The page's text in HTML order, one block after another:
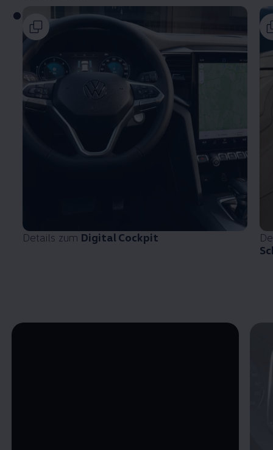
Details zum Digital Cockpit